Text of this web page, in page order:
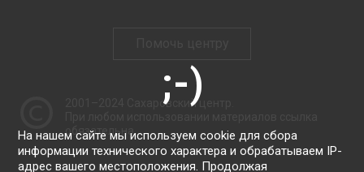
Сахаровский центр
обязательна.
На нашем сайте мы используем cookie для сбора
информации технического характера и обрабатываем IP-
адрес вашего местоположения. Продолжая